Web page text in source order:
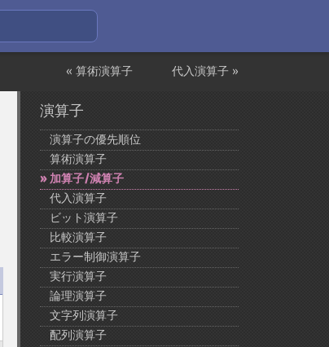
代入演算子 »
« 算術演算子
演算子
演算子の優先順位
算術演算子
加算子/減算子
代入演算子
ビット演算子
比較演算子
エラー制御演算子
実行演算子
論理演算子
文字列演算子
配列演算子